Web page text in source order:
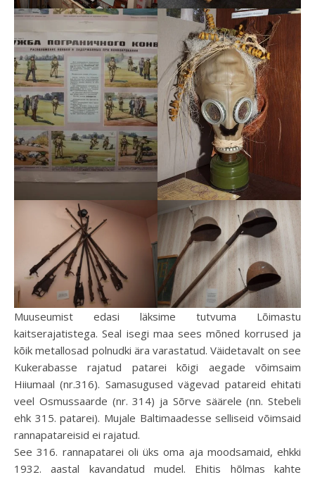
Muuseumist edasi läksime tutvuma Lõimastu
kaitserajatistega. Seal isegi maa sees mõned korrused ja
kõik metallosad polnudki ära varastatud. Väidetavalt on see
Kukerabasse rajatud patarei kõigi aegade võimsaim
Hiiumaal (nr.316). Samasugused vägevad patareid ehitati
veel Osmussaarde (nr. 314) ja Sõrve säärele (nn. Stebeli
ehk 315. patarei). Mujale Baltimaadesse selliseid võimsaid
rannapatareisid ei rajatud.
See 316. rannapatarei oli üks oma aja moodsamaid, ehkki
1932. aastal kavandatud mudel. Ehitis hõlmas kahte